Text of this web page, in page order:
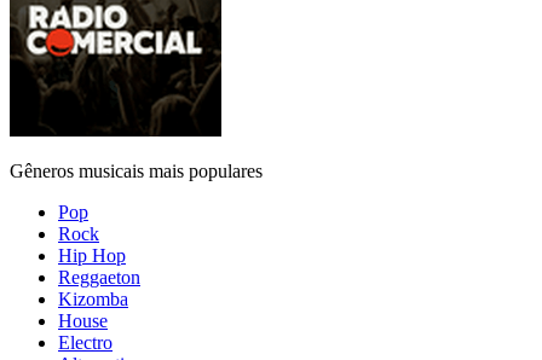
Gêneros musicais mais populares
Pop
Rock
Hip Hop
Reggaeton
Kizomba
House
Electro